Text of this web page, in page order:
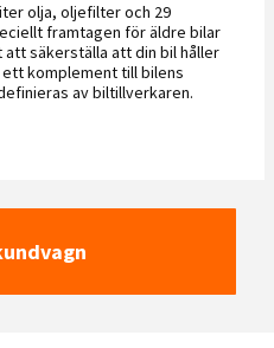
olja, oljefilter och 29
framtagen för äldre bilar
säkerställa att din bil håller
komplement till bilens
av biltillverkaren.